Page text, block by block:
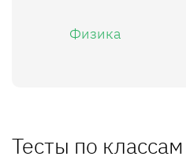
Физика
Тесты по классам